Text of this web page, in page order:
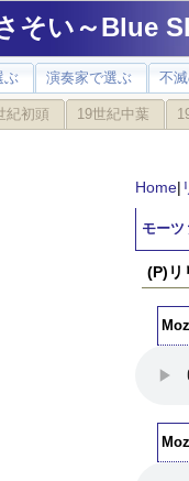
そい～Blue
ぶ 演奏家で選ぶ 不
紀初頭 19世紀中葉
Home|
モーツ
(P)リ